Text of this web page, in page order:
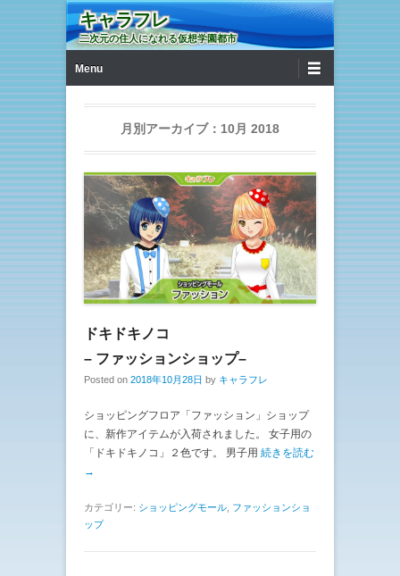
キャラフレ
二次元の住人になれる仮想学園都市
Menu
月別アーカイブ： 10月 2018
ドキドキノコ
– ファッションショップ–
Posted on 2018年10月28日 by キャラフレ
ショッピングフロア「ファッション」ショップ
に、新作アイテムが入荷されました。 女子用の
「ドキドキノコ」２色です。 男子用 続きを読む
→
カテゴリー: ショッピングモール ファッションショ
ップ